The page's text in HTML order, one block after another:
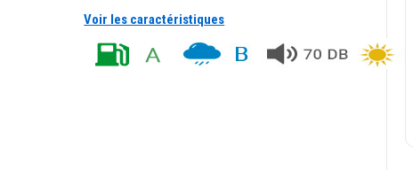
Voir les caractéristiques